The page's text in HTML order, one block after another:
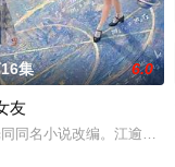
安怪事扎堆？少年神探
集 6.0
友
同名小说改编。江逾白